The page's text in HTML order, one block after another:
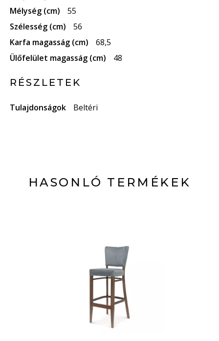
Mélység (cm)
55
Szélesség (cm)
56
Karfa magasság (cm)
68,5
Ülőfelület magasság (cm)
48
RÉSZLETEK
Tulajdonságok Beltéri
HASONLÓ TERMÉKEK